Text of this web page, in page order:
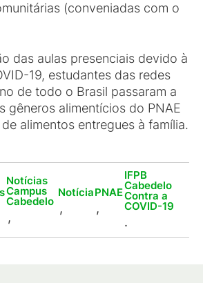
(conveniadas com o
das aulas presenciais devido à
19, estudantes das redes
de todo o Brasil passaram a
gêneros alimentícios do PNAE
alimentos entregues à família.
Notícias
Campus
Cabedelo
,
Notícia
,
PNAE
,
IFPB
Cabedelo
Contra a
COVID-19
.